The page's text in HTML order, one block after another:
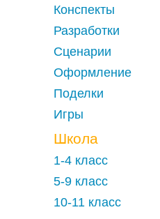
Конспекты
Разработки
Сценарии
Оформление
Поделки
Игры
Школа
1-4 класс
5-9 класс
10-11 класс